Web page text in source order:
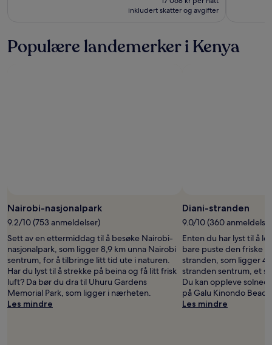
Se
om
standardpris.
inkludert skatter og avgifter
Populære landemerker i Kenya
Nairobi-nasjonalpark
9.2/10 (753 anmeldelser)
Sett av en ettermiddag til å besøke Nairobi-
nasjonalpark, som ligger 8,9 km unna Nairobi
sentrum, for å tilbringe litt tid ute i naturen.
Har du lyst til å strekke på beina og få litt frisk
luft? Da bør du dra til Uhuru Gardens
Memorial Park, som ligger i nærheten.
Les mindre
Diani-stranden
9.0/10 (360
Enten du har lyst til å
bare puste den friske
stranden, som ligger
stranden sentrum, et
Du kan oppleve
på Galu Kinondo
Les mindre